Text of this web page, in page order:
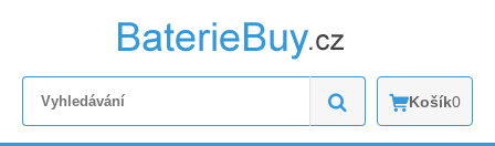
Košík0